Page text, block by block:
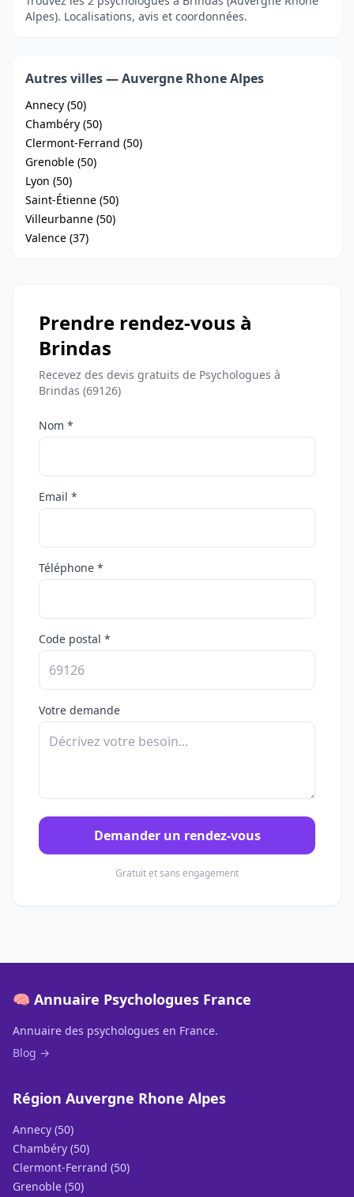
Alpes). Localisations, avis et coordonnées.
Autres villes — Auvergne Rhone Alpes
Annecy (50)
Chambéry (50)
Clermont-Ferrand (50)
Grenoble (50)
Lyon (50)
Saint-Étienne (50)
Villeurbanne (50)
Valence (37)
Prendre rendez-vous à
Brindas
Recevez des devis gratuits de Psychologues à
Brindas (69126)
Nom *
Email *
Téléphone *
Code postal *
Votre demande
Demander un rendez-vous
Gratuit et sans engagement
🧠 Annuaire Psychologues France
Annuaire des psychologues en France.
Blog →
Région Auvergne Rhone Alpes
Annecy (50)
Chambéry (50)
Clermont-Ferrand (50)
Grenoble (50)